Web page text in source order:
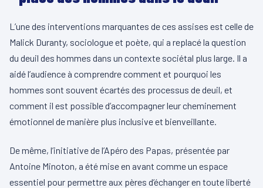
L’une des interventions marquantes de ces assises est celle de
Malick Duranty, sociologue et poète, qui a replacé la question
du deuil des hommes dans un contexte sociétal plus large. Il a
aidé l’audience à comprendre comment et pourquoi les
hommes sont souvent écartés des processus de deuil, et
comment il est possible d’accompagner leur cheminement
émotionnel de manière plus inclusive et bienveillante.
De même, l’initiative de l’Apéro des Papas, présentée par
Antoine Minoton, a été mise en avant comme un espace
essentiel pour permettre aux pères d’échanger en toute liberté